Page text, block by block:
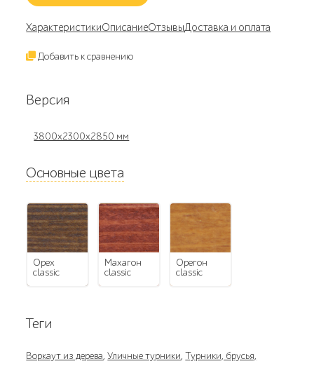
ХарактеристикиОписаниеОтзывыДоставка и оплата
Добавить к сравнению
Версия
3800x2300x2850 мм
Основные цвета
орех
classic
махагон
classic
орегон
classic
Теги
Воркаут из дерева,Уличные турники,Турники, брусья,